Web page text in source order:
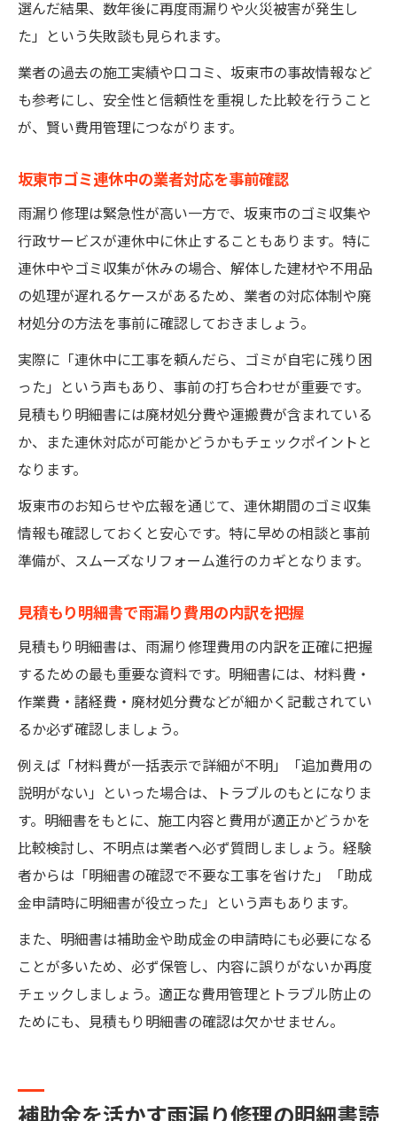
選んだ結果、数年後に再度雨漏りや火災被害が発生し
た」という失敗談も見られます。
業者の過去の施工実績や口コミ、坂東市の事故情報など
も参考にし、安全性と信頼性を重視した比較を行うこと
が、賢い費用管理につながります。
坂東市ゴミ連休中の業者対応を事前確認
雨漏り修理は緊急性が高い一方で、坂東市のゴミ収集や
行政サービスが連休中に休止することもあります。特に
連休中やゴミ収集が休みの場合、解体した建材や不用品
の処理が遅れるケースがあるため、業者の対応体制や廃
材処分の方法を事前に確認しておきましょう。
実際に「連休中に工事を頼んだら、ゴミが自宅に残り困
った」という声もあり、事前の打ち合わせが重要です。
見積もり明細書には廃材処分費や運搬費が含まれている
か、また連休対応が可能かどうかもチェックポイントと
なります。
坂東市のお知らせや広報を通じて、連休期間のゴミ収集
情報も確認しておくと安心です。特に早めの相談と事前
準備が、スムーズなリフォーム進行のカギとなります。
見積もり明細書で雨漏り費用の内訳を把握
見積もり明細書は、雨漏り修理費用の内訳を正確に把握
するための最も重要な資料です。明細書には、材料費・
作業費・諸経費・廃材処分費などが細かく記載されてい
るか必ず確認しましょう。
例えば「材料費が一括表示で詳細が不明」「追加費用の
説明がない」といった場合は、トラブルのもとになりま
す。明細書をもとに、施工内容と費用が適正かどうかを
比較検討し、不明点は業者へ必ず質問しましょう。経験
者からは「明細書の確認で不要な工事を省けた」「助成
金申請時に明細書が役立った」という声もあります。
また、明細書は補助金や助成金の申請時にも必要になる
ことが多いため、必ず保管し、内容に誤りがないか再度
チェックしましょう。適正な費用管理とトラブル防止の
ためにも、見積もり明細書の確認は欠かせません。